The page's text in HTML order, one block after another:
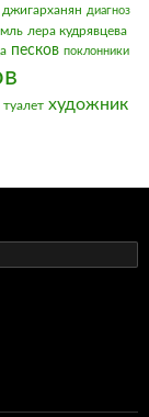
джигарханян диагноз
лера кудрявцева
песков поклонники
туалет художник